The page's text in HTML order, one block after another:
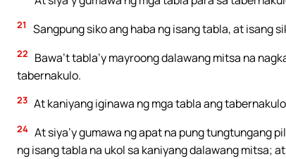
21 Sangpung siko ang haba ng isang tabla, at isang
22
Bawa’t tabla’y mayroong dalawang mitsa na
tabernakulo.
23 At kaniyang iginawa ng mga tabla ang
24 At siya’y gumawa ng apat na pung tungtungang
ng isang tabla na ukol sa kaniyang dalawang mitsa;